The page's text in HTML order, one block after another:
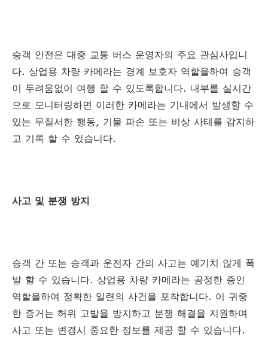
승객 안전은 대중 교통 버스 운영자의 주요 관심사입니
다. 상업용 차량 카메라는 경계 보호자 역할을하여 승객
이 두려움없이 여행 할 수 있도록합니다. 내부를 실시간
으로 모니터링하면 이러한 카메라는 기내에서 발생할 수
있는 무질서한 행동, 기물 파손 또는 비상 사태를 감지하
고 기록 할 수 있습니다.
사고 및 분쟁 방지
승객 간 또는 승객과 운전자 간의 사고는 예기치 않게 폭
발 할 수 있습니다. 상업용 차량 카메라는 공정한 증인
역할을하여 정확한 일련의 사건을 포착합니다. 이 귀중
한 증거는 허위 고발을 방지하고 분쟁 해결을 지원하며
사고 또는 변경시 중요한 정보를 제공 할 수 있습니다.